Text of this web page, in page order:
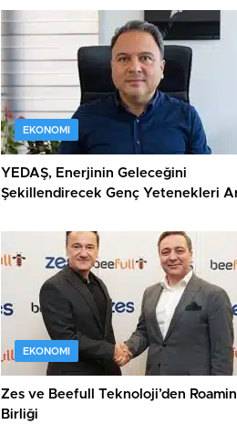
EKONOMI
YEDAŞ, Enerjinin Geleceğini
Şekillendirecek Genç Yetenekleri
EKONOMI
Zes ve Beefull Teknoloji’den
Birliği